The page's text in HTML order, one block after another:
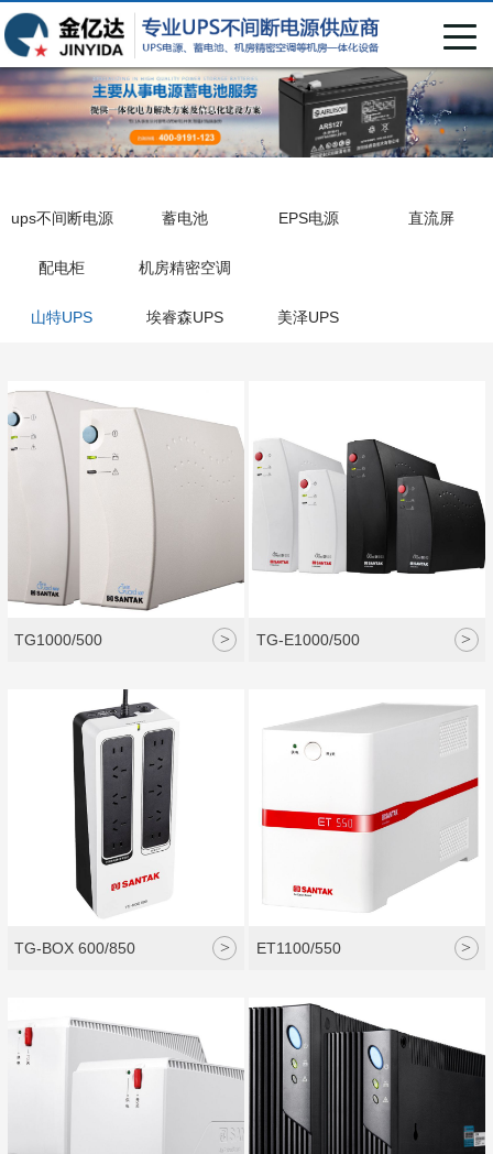
ups不间断电源 蓄电池 EPS电源 直流屏
配电柜 机房精密空调
山特UPS 埃睿森UPS 美泽UPS
TG1000/500 > TG-E1000/500 >
TG-BOX 600/850 > ET1100/550 >